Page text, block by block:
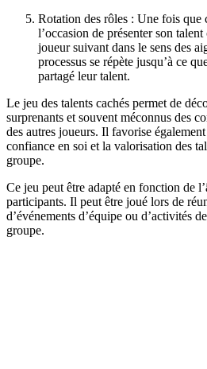
Rotation des rôles : Une fois que
l’occasion de présenter son
joueur suivant dans le sens des
processus se répète jusqu’à ce
partagé leur talent.
Le jeu des talents cachés permet de
surprenants et souvent méconnus des
des autres joueurs. Il favorise
confiance en soi et la valorisation des
groupe.
Ce jeu peut être adapté en fonction de
participants. Il peut être joué lors de
d’événements d’équipe ou d’activités
groupe.